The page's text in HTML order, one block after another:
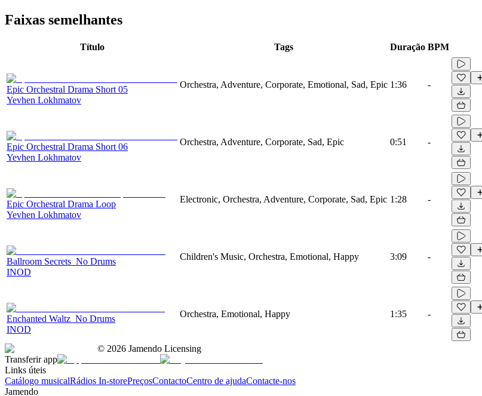
Faixas semelhantes
Título Tags Duração BPM
Epic Orchestral Drama Short 05
Yevhen Lokhmatov
Orchestra, Adventure, Corporate, Emotional, Sad, Epic 1:36 -
Epic Orchestral Drama Short 06
Yevhen Lokhmatov
Orchestra, Adventure, Corporate, Sad, Epic 0:51 -
Epic Orchestral Drama Loop
Yevhen Lokhmatov
Electronic, Orchestra, Adventure, Corporate, Sad, Epic 1:28 -
Ballroom Secrets_No Drums
INOD
Children's Music, Orchestra, Emotional, Happy 3:09 -
Enchanted Waltz_No Drums
INOD
Orchestra, Emotional, Happy 1:35 -
© 2026 Jamendo Licensing
Transferir app
Links úteis
Catálogo musicalRádios In-storePreçosContactoCentro de ajudaContacte-nos
Jamendo